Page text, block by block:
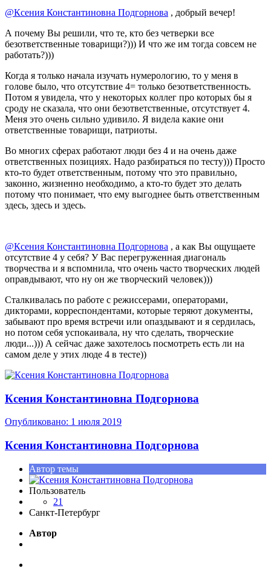
@Ксения Константиновна Подгорнова , добрый вечер!
А почему Вы решили, что те, кто без четверки все
безответственные товарищи?))) И что же им тогда совсем не
работать?)))
Когда я только начала изучать нумерологию, то у меня в
голове было, что отсутствие 4= только безответственность.
Потом я увидела, что у некоторых коллег про которых бы я
сроду не сказала, что они безответственные, отсутствует 4.
Меня это очень сильно удивило. Я видела какие они
ответственные товарищи, патриоты.
Во многих сферах работают люди без 4 и на очень даже
ответственных позициях. Надо разбираться по тесту))) Просто
кто-то будет ответственным, потому что это правильно,
законно, жизненно необходимо, а кто-то будет это делать
потому что понимает, что ему выгоднее быть ответственным
здесь, здесь и здесь.
@Ксения Константиновна Подгорнова , а как Вы ощущаете
отсутствие 4 у себя? У Вас перегруженная диагональ
творчества и я вспомнила, что очень часто творческих людей
оправдывают, что ну он же творческий человек)))
Сталкивалась по работе с режиссерами, операторами,
дикторами, корреспондентами, которые теряют документы,
забывают про время встречи или опаздывают и я сердилась,
но потом себя успокаивала, ну что сделать, творческие
люди...))) А сейчас даже захотелось посмотреть есть ли на
самом деле у этих люде 4 в тесте))
Ксения Константиновна Подгорнова
Опубликовано: 1 июля 2019
Ксения Константиновна Подгорнова
Автор темы
Пользователь
21
Санкт-Петербург
Автор